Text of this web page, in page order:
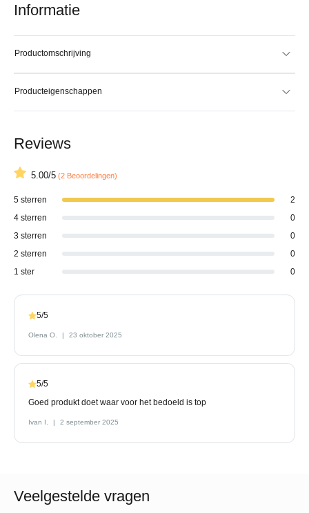
Informatie
Productomschrijving
Producteigenschappen
Reviews
5.00/5 (2 Beoordelingen)
5 sterren
2
4 sterren
0
3 sterren
0
2 sterren
0
1 ster
0
5/5
Olena O. 23 oktober 2025
5/5
Goed produkt doet waar voor het bedoeld is top
Ivan I. 2 september 2025
Veelgestelde vragen